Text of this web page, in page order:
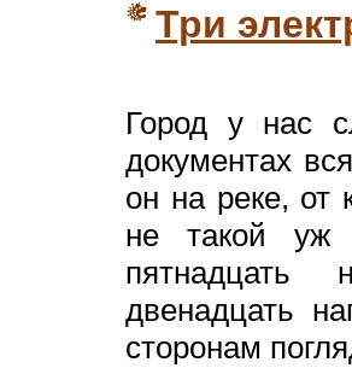
Три
Город у нас
документах
он на реке, от
не такой
пятнадцать
двенадцать
сторонам